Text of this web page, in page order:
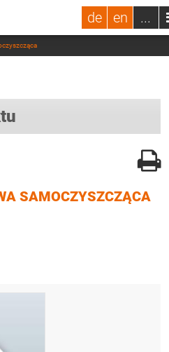
de en ...
SAMOCZYSZCZĄCA